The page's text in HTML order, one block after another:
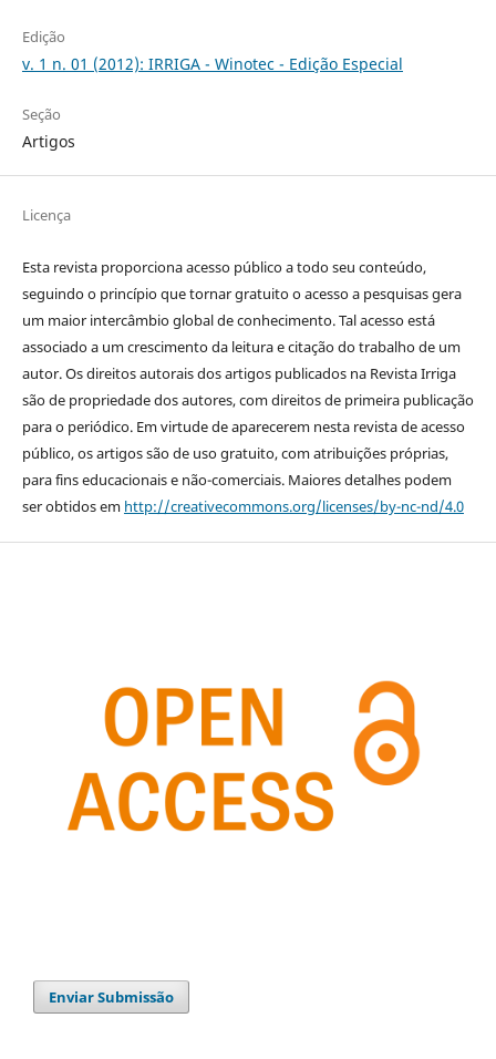
Edição
v. 1 n. 01 (2012): IRRIGA - Winotec - Edição Especial
Seção
Artigos
Licença
Esta revista proporciona acesso público a todo seu conteúdo,
seguindo o princípio que tornar gratuito o acesso a pesquisas gera
um maior intercâmbio global de conhecimento. Tal acesso está
associado a um crescimento da leitura e citação do trabalho de um
autor. Os direitos autorais dos artigos publicados na Revista Irriga
são de propriedade dos autores, com direitos de primeira publicação
para o periódico. Em virtude de aparecerem nesta revista de acesso
público, os artigos são de uso gratuito, com atribuições próprias,
para fins educacionais e não-comerciais. Maiores detalhes podem
ser obtidos em http://creativecommons.org/licenses/by-nc-nd/4.0
Enviar Submissão